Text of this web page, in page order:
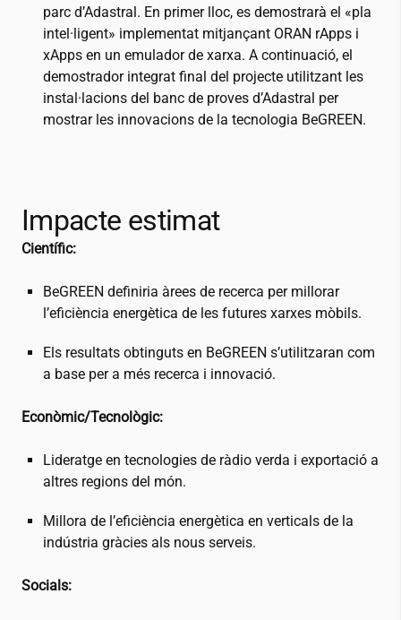
parc d’Adastral. En primer lloc, es demostrarà el «pla
intel·ligent» implementat mitjançant ORAN rApps i
xApps en un emulador de xarxa. A continuació, el
demostrador integrat final del projecte utilitzant les
instal·lacions del banc de proves d’Adastral per
mostrar les innovacions de la tecnologia BeGREEN.
Impacte estimat
Científic:
BeGREEN definiria àrees de recerca per millorar
l’eficiència energètica de les futures xarxes mòbils.
Els resultats obtinguts en BeGREEN s’utilitzaran com
a base per a més recerca i innovació.
Econòmic/Tecnològic:
Lideratge en tecnologies de ràdio verda i exportació a
altres regions del món.
Millora de l’eficiència energètica en verticals de la
indústria gràcies als nous serveis.
Socials: